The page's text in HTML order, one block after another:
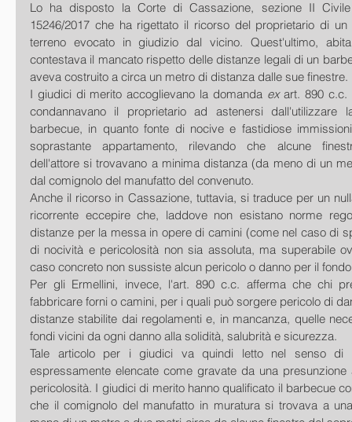
Lo ha disposto la Corte di Cassazione, sezione II
15246/2017 che ha rigettato il ricorso del proprietario di
terreno evocato in giudizio dal vicino. Quest'ultimo,
contestava il mancato rispetto delle distanze legali di un
aveva costruito a circa un metro di distanza dalle sue finestre.
I giudici di merito accoglievano la domanda ex art. 890 c.c.
condannavano il proprietario ad astenersi dall'utilizzare
barbecue, in quanto fonte di nocive e fastidiose
soprastante appartamento, rilevando che alcune
dell'attore si trovavano a minima distanza (da meno di un
dal comignolo del manufatto del convenuto.
Anche il ricorso in Cassazione, tuttavia, si traduce per un
ricorrente eccepire che, laddove non esistano norme
distanze per la messa in opere di camini (come nel caso di
di nocività e pericolosità non sia assoluta, ma superabile
caso concreto non sussiste alcun pericolo o danno per il
Per gli Ermellini, invece, l'art. 890 c.c. afferma che chi
fabbricare forni o camini, per i quali può sorgere pericolo di
distanze stabilite dai regolamenti e, in mancanza, quelle
fondi vicini da ogni danno alla solidità, salubrità e sicurezza.
Tale articolo per i giudici va quindi letto nel senso di
espressamente elencate come gravate da una
pericolosità. I giudici di merito hanno qualificato il barbecue
che il comignolo del manufatto in muratura si trovava a